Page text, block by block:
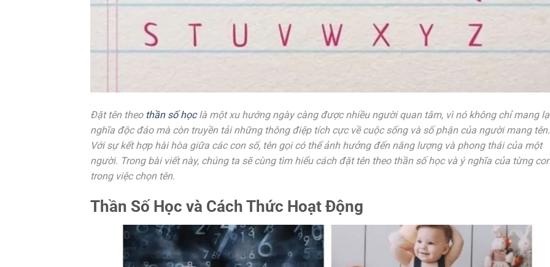
Đặt tên theo thần số họclà một xu hướng ngày càng được nhiều người quan tâm, vì nó không chỉ mang
nghĩa độc đáo mà còn truyền tải những thông điệp tích cực về cuộc sống và số phận của người mang tên.
Với sự kết hợp hài hòa giữa các con số, tên gọi có thể ảnh hưởng đến năng lượng và phong thái của một
người. Trong bài viết này, chúng ta sẽ cùng tìm hiểu cách đặt tên theo thần số học và ý nghĩa của từng
trong việc chọn tên.
Thần Số Học và Cách Thức Hoạt Động